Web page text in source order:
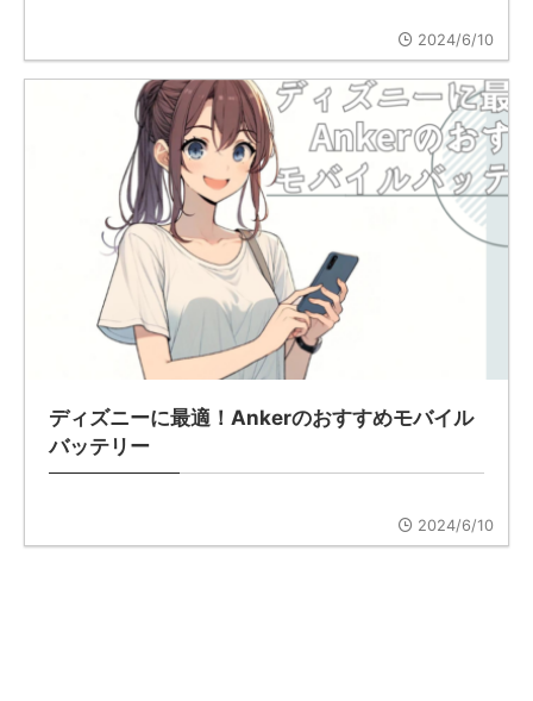
2024/6/10
ディズニーに最適！Ankerのおすすめモバイル
バッテリー
2024/6/10